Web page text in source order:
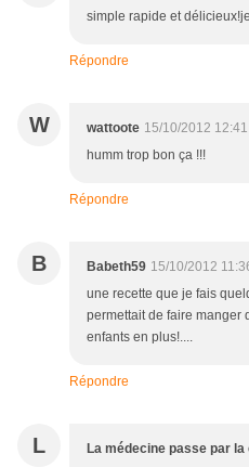
simple rapide et
Répondre
W wattoote 15/10/2012 12:41
humm trop bon ça !!!
Répondre
B Babeth59 15/10/2012
une recette que je fais
permettait de faire manger
enfants en plus!....
Répondre
L La médecine passe par la